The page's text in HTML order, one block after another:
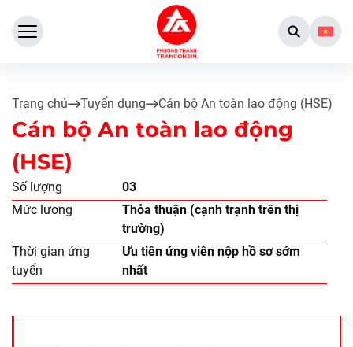
Trang chủ Tuyển dụng Cán bộ An toàn lao động (HSE)
Cán bộ An toàn lao động
(HSE)
Số lượng
03
Mức lương
Thỏa thuận (cạnh trạnh trên thị
trường)
Thời gian ứng
tuyển
Ưu tiên ứng viên nộp hồ sơ sớm
nhất